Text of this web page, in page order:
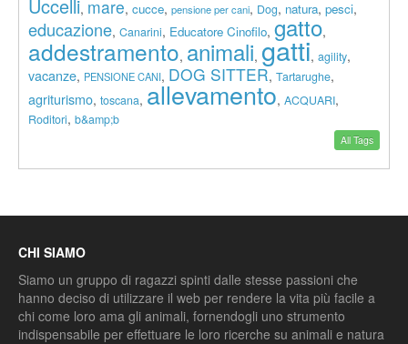
Uccelli, mare, cucce, pensione per cani, Dog, natura, pesci,
educazione, Canarini, Educatore Cinofilo, gatto,
addestramento, animali, gatti, agility,
vacanze, PENSIONE CANI, DOG SITTER, Tartarughe,
agriturismo, toscana, allevamento, ACQUARI,
Roditori, b&amp;b
All Tags
CHI SIAMO
Siamo un gruppo di ragazzi spinti dalle stesse passioni che
hanno deciso di utilizzare il web per rendere la vita più facile a
chi come loro ama gli animali, fornendogli uno strumento
indispensabile per effettuare le loro ricerche su animali e natura